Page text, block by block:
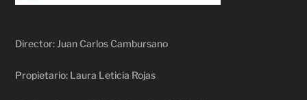
Director: Juan Carlos Cambursano
Propietario: Laura Leticia Rojas